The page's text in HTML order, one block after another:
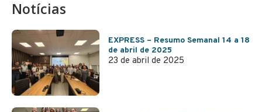
Notícias
EXPRESS – Resumo Semanal 14 a 18
de abril de 2025
23 de abril de 2025